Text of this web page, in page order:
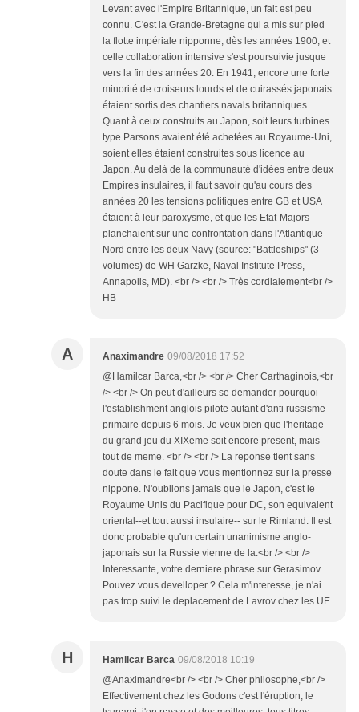
Levant avec l'Empire Britannique, un fait est peu
connu. C'est la Grande-Bretagne qui a mis sur pied
la flotte impériale nipponne, dès les années 1900, et
celle collaboration intensive s'est poursuivie jusque
vers la fin des années 20. En 1941, encore une forte
minorité de croiseurs lourds et de cuirassés japonais
étaient sortis des chantiers navals britanniques.
Quant à ceux construits au Japon, soit leurs turbines
type Parsons avaient été achetées au Royaume-Uni,
soient elles étaient construites sous licence au
Japon. Au delà de la communauté d'idées entre deux
Empires insulaires, il faut savoir qu'au cours des
années 20 les tensions politiques entre GB et USA
étaient à leur paroxysme, et que les Etat-Majors
planchaient sur une confrontation dans l'Atlantique
Nord entre les deux Navy (source: "Battleships" (3
volumes) de WH Garzke, Naval Institute Press,
Annapolis, MD). <br /> <br /> Très cordialement<br />
HB
A Anaximandre 09/08/2018 17:52
@Hamilcar Barca,<br /> <br /> Cher Carthaginois,<br
/> <br /> On peut d'ailleurs se demander pourquoi
l'establishment anglois pilote autant d'anti russisme
primaire depuis 6 mois. Je veux bien que l'heritage
du grand jeu du XIXeme soit encore present, mais
tout de meme. <br /> <br /> La reponse tient sans
doute dans le fait que vous mentionnez sur la presse
nippone. N'oublions jamais que le Japon, c'est le
Royaume Unis du Pacifique pour DC, son equivalent
oriental--et tout aussi insulaire-- sur le Rimland. Il est
donc probable qu'un certain unanimisme anglo-
japonais sur la Russie vienne de la.<br /> <br />
Interessante, votre derniere phrase sur Gerasimov.
Pouvez vous develloper ? Cela m'interesse, je n'ai
pas trop suivi le deplacement de Lavrov chez les UE.
H Hamilcar Barca 09/08/2018 10:19
@Anaximandre<br /> <br /> Cher philosophe,<br />
Effectivement chez les Godons c'est l'éruption, le